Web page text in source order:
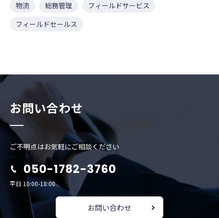
物流 総務管理
フィールドサービス
フィールドセールス
お問い合わせ
ご不明点はお気軽にご相談ください
050-1782-3760
平日 10:00-18:00
お問い合わせ